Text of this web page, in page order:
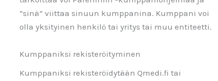
“sinä” viittaa sinuun kumppanina. Kumppani voi
olla yksityinen henkilö tai yritys tai muu entiteetti.
Kumppaniksi rekisteröityminen
Kumppaniksi rekisteröidytään Qmedi.fi tai